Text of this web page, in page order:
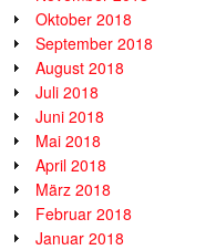
Oktober 2018
September 2018
August 2018
Juli 2018
Juni 2018
Mai 2018
April 2018
März 2018
Februar 2018
Januar 2018